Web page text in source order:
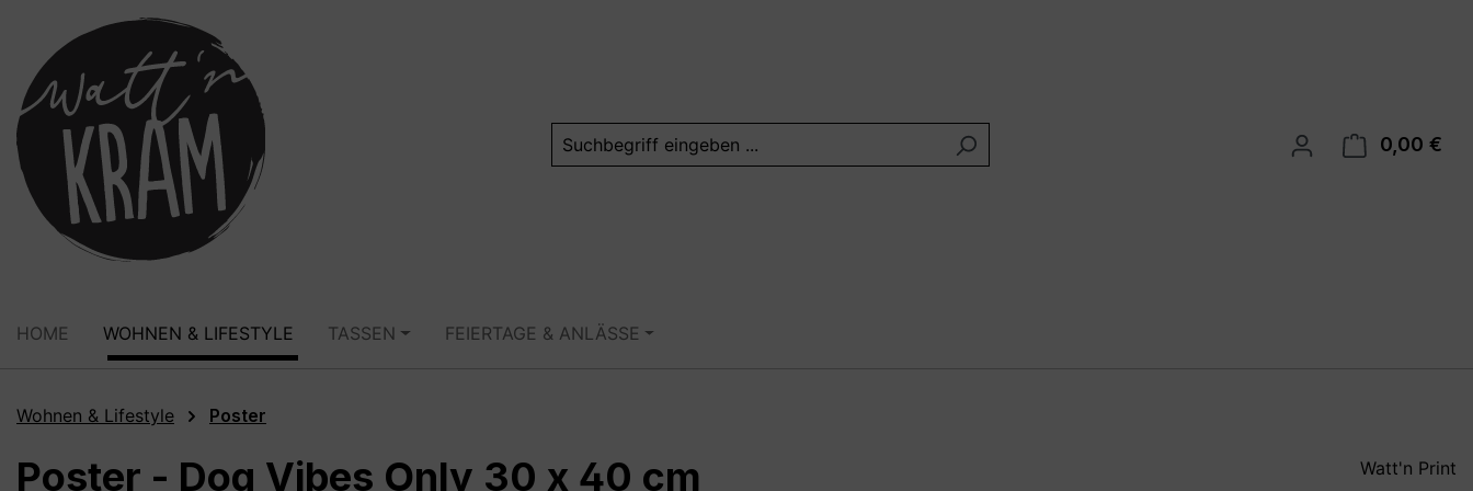
Zur Hauptnavigation springen
0,00 €
HOME WOHNEN & LIFESTYLE TASSEN FEIERTAGE & ANLÄSSE
Wohnen & Lifestyle Poster
Poster - Dog Vibes Only 30 x 40 cm Watt'n Print